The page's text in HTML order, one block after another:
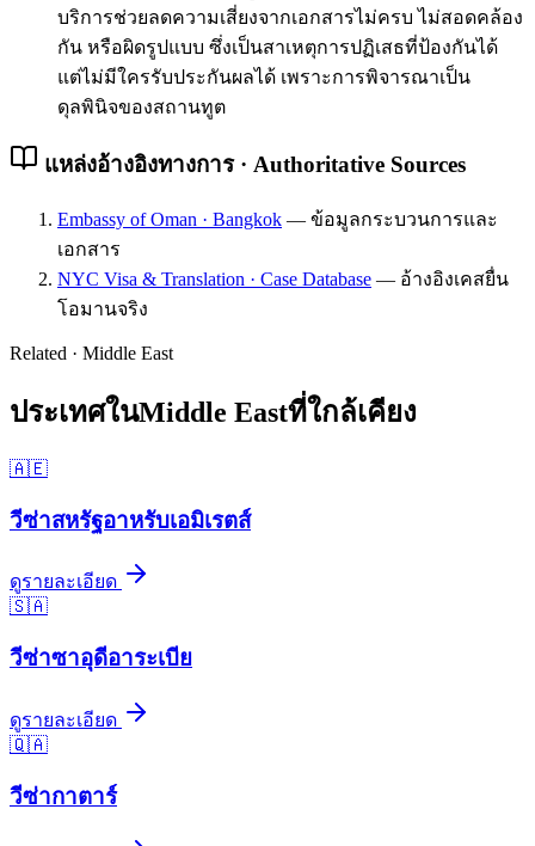
บริการช่วยลดความเสี่ยงจากเอกสารไม่ครบ ไม่สอดคล้อง
กัน หรือผิดรูปแบบ ซึ่งเป็นสาเหตุการปฏิเสธที่ป้องกันได้
แต่ไม่มีใครรับประกันผลได้ เพราะการพิจารณาเป็น
ดุลพินิจของสถานทูต
แหล่งอ้างอิงทางการ · Authoritative Sources
Embassy of Oman · Bangkok — ข้อมูลกระบวนการและ
เอกสาร
NYC Visa & Translation · Case Database — อ้างอิงเคสยื่น
โอมานจริง
Related · Middle East
ประเทศในMiddle Eastที่ใกล้เคียง
🇦🇪
วีซ่าสหรัฐอาหรับเอมิเรตส์
ดูรายละเอียด
🇸🇦
วีซ่าซาอุดีอาระเบีย
ดูรายละเอียด
🇶🇦
วีซ่ากาตาร์